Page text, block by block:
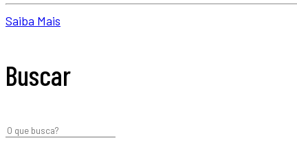
Saiba Mais
Buscar